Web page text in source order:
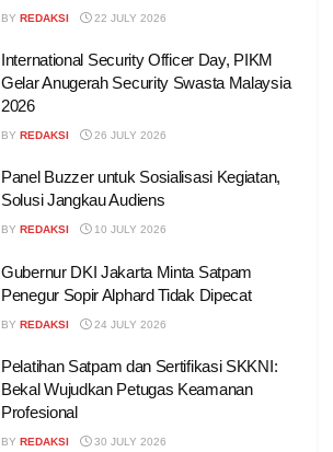
BY REDAKSI 22 JULY 2026
International Security Officer Day, PIKM
Gelar Anugerah Security Swasta Malaysia
2026
BY REDAKSI 26 JULY 2026
Panel Buzzer untuk Sosialisasi Kegiatan,
Solusi Jangkau Audiens
BY REDAKSI 10 JULY 2026
Gubernur DKI Jakarta Minta Satpam
Penegur Sopir Alphard Tidak Dipecat
BY REDAKSI 24 JULY 2026
Pelatihan Satpam dan Sertifikasi SKKNI:
Bekal Wujudkan Petugas Keamanan
Profesional
BY REDAKSI 30 JULY 2026